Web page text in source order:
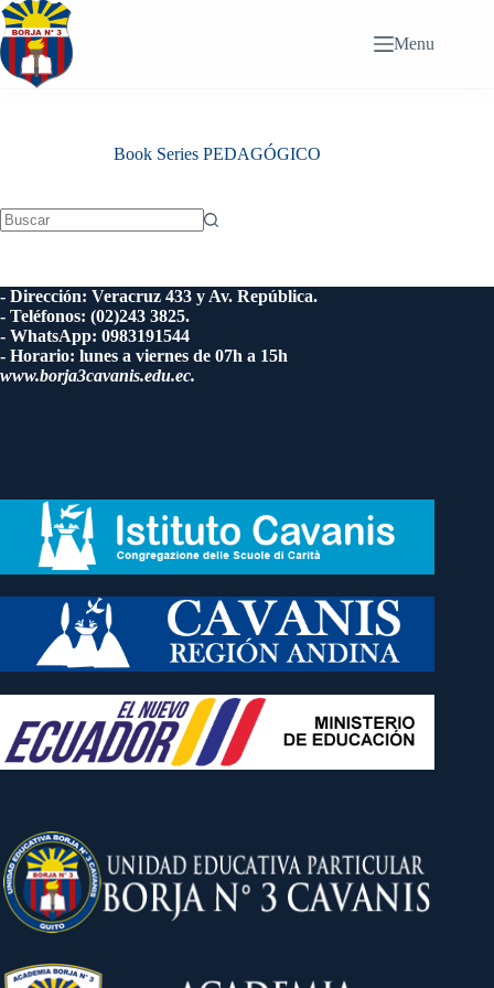
Saltar
al
contenido
Menu
Book Series PEDAGÓGICO
- Dirección: Veracruz 433 y Av. República.
- Teléfonos: (02)243 3825.
- WhatsApp: 0983191544
- Horario: lunes a viernes de 07h a 15h
www.borja3cavanis.edu.ec.